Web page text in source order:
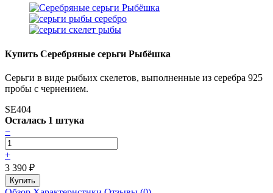
Купить Серебряные серьги Рыбёшка
Серьги в виде рыбьих скелетов, выполненные из серебра 925
пробы с чернением.
SE404
Осталась 1 штука
−
+
3 390 ₽